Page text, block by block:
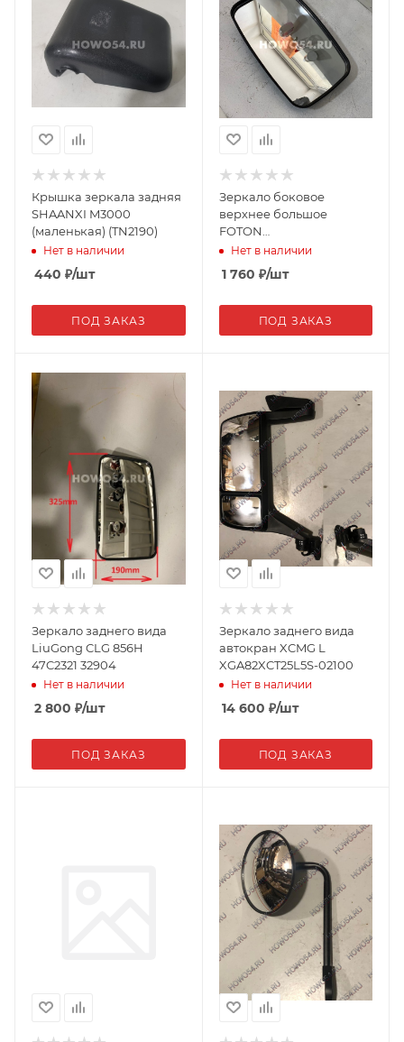
Крышка зеркала задняя
SHAANXI M3000
(маленькая) (TN2190)
Нет в наличии
440 ₽/шт
ПОД ЗАКАЗ
Зеркало боковое
верхнее большое
FOTON
JAC2023/8202040EO
Нет в наличии
1 760 ₽/шт
ПОД ЗАКАЗ
Зеркало заднего вида
LiuGong CLG 856H
47C2321 32904
Нет в наличии
2 800 ₽/шт
ПОД ЗАКАЗ
Зеркало заднего вида
автокран XCMG L
XGA82XCT25L5S-02100
Нет в наличии
14 600 ₽/шт
ПОД ЗАКАЗ